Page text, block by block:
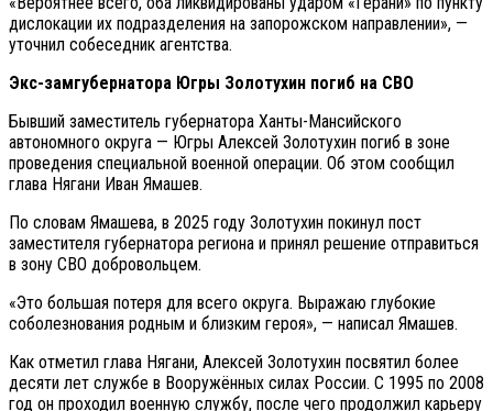
дислокации их подразделения на запорожском направлении», —
уточнил собеседник агентства.
Экс-замгубернатора Югры Золотухин погиб на СВО
Бывший заместитель губернатора Ханты-Мансийского
автономного округа — Югры Алексей Золотухин погиб в зоне
проведения специальной военной операции. Об этом сообщил
глава Нягани Иван Ямашев.
По словам Ямашева, в 2025 году Золотухин покинул пост
заместителя губернатора региона и принял решение отправиться
в зону СВО добровольцем.
«Это большая потеря для всего округа. Выражаю глубокие
соболезнования родным и близким героя», — написал Ямашев.
Как отметил глава Нягани, Алексей Золотухин посвятил более
десяти лет службе в Вооружённых силах России. С 1995 по 2008
год он проходил военную службу, после чего продолжил карьеру